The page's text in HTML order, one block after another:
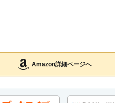
Amazon詳細ページへ